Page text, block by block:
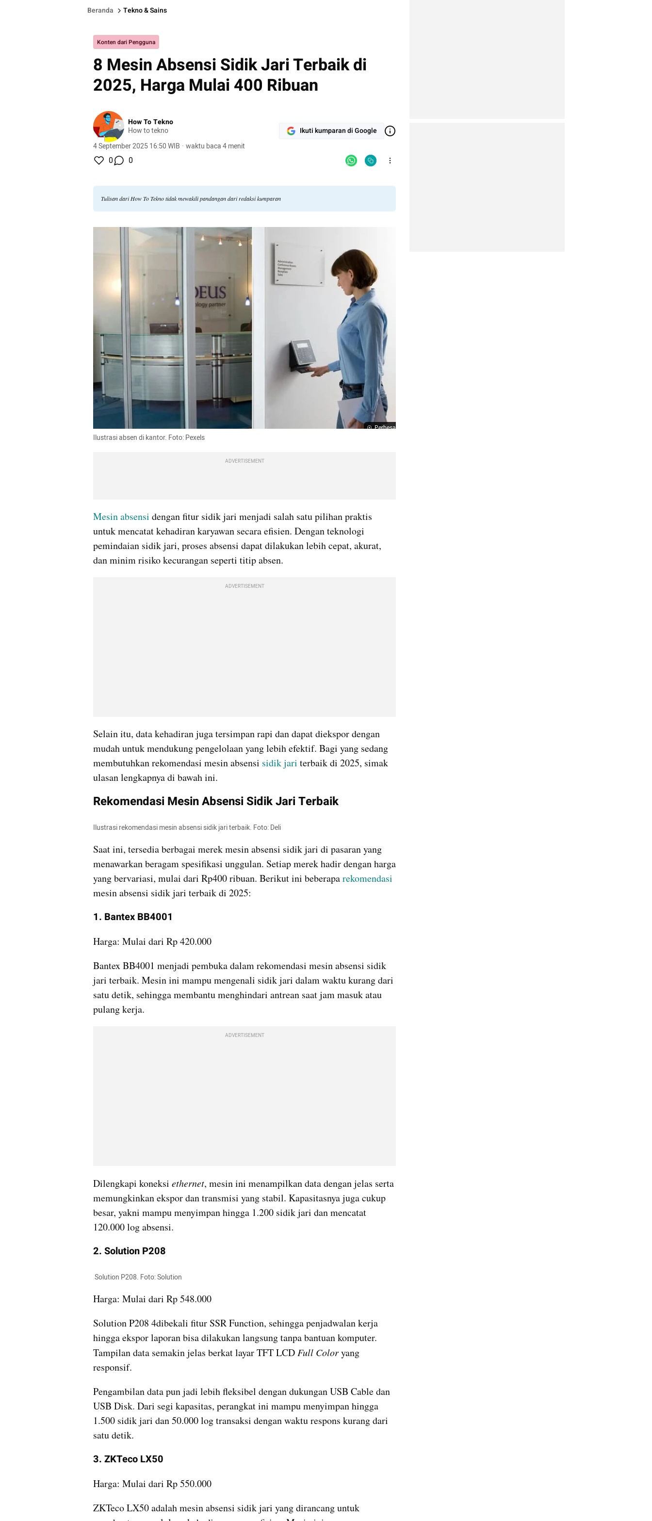
Beranda Tekno & Sains
Konten dari Pengguna
8 Mesin Absensi Sidik Jari Terbaik di
2025, Harga Mulai 400 Ribuan
How To Tekno
How to tekno
4 September 2025 16:50 WIB · waktu baca 4 menit
Ikuti kumparan di Google
0 0
Tulisan dari How To Tekno tidak mewakili pandangan dari redaksi kumparan
Perbesar
Ilustrasi absen di kantor. Foto: Pexels
ADVERTISEMENT
Mesin absensi dengan fitur sidik jari menjadi salah satu pilihan praktis
untuk mencatat kehadiran karyawan secara efisien. Dengan teknologi
pemindaian sidik jari, proses absensi dapat dilakukan lebih cepat, akurat,
dan minim risiko kecurangan seperti titip absen.
ADVERTISEMENT
Selain itu, data kehadiran juga tersimpan rapi dan dapat diekspor dengan
mudah untuk mendukung pengelolaan yang lebih efektif. Bagi yang sedang
membutuhkan rekomendasi mesin absensi sidik jari terbaik di 2025, simak
ulasan lengkapnya di bawah ini.
Rekomendasi Mesin Absensi Sidik Jari Terbaik
Ilustrasi rekomendasi mesin absensi sidik jari terbaik. Foto: Deli
Saat ini, tersedia berbagai merek mesin absensi sidik jari di pasaran yang
menawarkan beragam spesifikasi unggulan. Setiap merek hadir dengan harga
yang bervariasi, mulai dari Rp400 ribuan. Berikut ini beberapa rekomendasi
mesin absensi sidik jari terbaik di 2025:
1. Bantex BB4001
Harga: Mulai dari Rp 420.000
Bantex BB4001 menjadi pembuka dalam rekomendasi mesin absensi sidik
jari terbaik. Mesin ini mampu mengenali sidik jari dalam waktu kurang dari
satu detik, sehingga membantu menghindari antrean saat jam masuk atau
pulang kerja.
ADVERTISEMENT
Dilengkapi koneksi ethernet, mesin ini menampilkan data dengan jelas serta
memungkinkan ekspor dan transmisi yang stabil. Kapasitasnya juga cukup
besar, yakni mampu menyimpan hingga 1.200 sidik jari dan mencatat
120.000 log absensi.
2. Solution P208
Solution P208. Foto: Solution
Harga: Mulai dari Rp 548.000
Solution P208 4dibekali fitur SSR Function, sehingga penjadwalan kerja
hingga ekspor laporan bisa dilakukan langsung tanpa bantuan komputer.
Tampilan data semakin jelas berkat layar TFT LCD Full Color yang
responsif.
Pengambilan data pun jadi lebih fleksibel dengan dukungan USB Cable dan
USB Disk. Dari segi kapasitas, perangkat ini mampu menyimpan hingga
1.500 sidik jari dan 50.000 log transaksi dengan waktu respons kurang dari
satu detik.
3. ZKTeco LX50
Harga: Mulai dari Rp 550.000
ZKTeco LX50 adalah mesin absensi sidik jari yang dirancang untuk